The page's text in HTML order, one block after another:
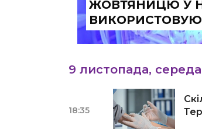
ЖОВТЯНИЦЮ У
9 листопада, середа
18:35